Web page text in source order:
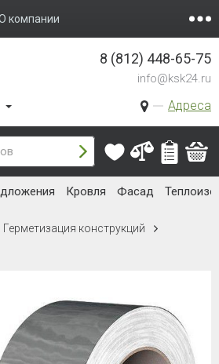
компании
Адреса
8 (812) 448-65-75
info@ksk24.ru
Кровля Фасад
Герметизация конструкций